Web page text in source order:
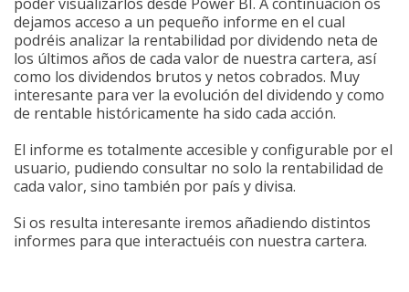
dejamos acceso a un pequeño informe en el cual
podréis analizar la rentabilidad por dividendo neta de
los últimos años de cada valor de nuestra cartera, así
como los dividendos brutos y netos cobrados. Muy
interesante para ver la evolución del dividendo y como
de rentable históricamente ha sido cada acción.
El informe es totalmente accesible y configurable por el
usuario, pudiendo consultar no solo la rentabilidad de
cada valor, sino también por país y divisa.
Si os resulta interesante iremos añadiendo distintos
informes para que interactuéis con nuestra cartera.